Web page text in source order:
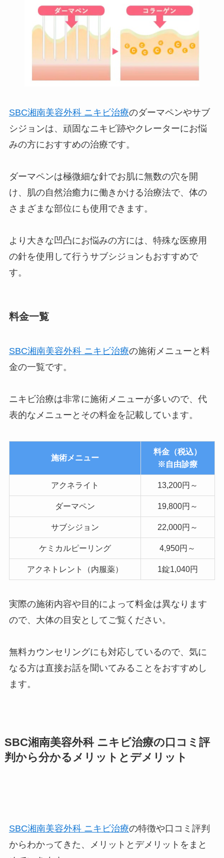
SBC湘南美容外科 ニキビ治療のダーマペンやサブ
シジョンは、頑固なニキビ跡やクレーターにお悩
みの方におすすめの治療です。
ダーマペンは極微細な針でお肌に無数の穴を開
け、肌の自然治癒力に働きかける治療法で、体の
さまざまな部位にも使用できます。
より大きな凹凸にお悩みの方には、特殊な医療用
の針を使用して行うサブシジョンもおすすめで
す。
料金一覧
SBC湘南美容外科 ニキビ治療の施術メニューと料
金の一覧です。
ニキビ治療は非常に施術メニューが多いので、代
表的なメニューとその料金を記載しています。
施術メニュー
料金（税込）
※自由診療
アクネライト 13,200円～
ダーマペン 19,800円～
サブシジョン 22,000円～
ケミカルピーリング 4,950円～
アクネトレント（内服薬） 1錠1,040円
実際の施術内容や目的によって料金は異なります
ので、大体の目安としてご覧ください。
無料カウンセリングにも対応しているので、気に
なる方は直接お話を聞いてみることをおすすめし
ます。
SBC湘南美容外科 ニキビ治療の口コミ評
判から分かるメリットとデメリット
SBC湘南美容外科 ニキビ治療の特徴や口コミ評判
からわかってきた、メリットとデメリットをまと